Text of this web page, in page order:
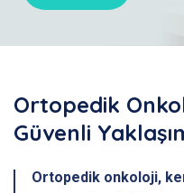
Ortopedik
Güvenli
Ortopedik onkoloji,